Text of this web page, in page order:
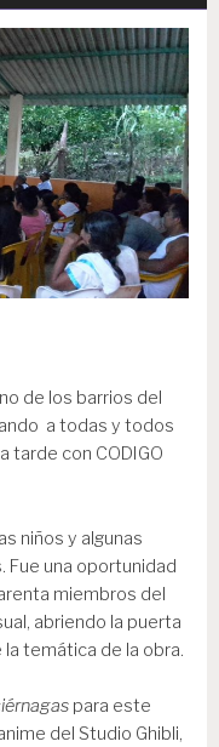
de los barrios del
a todas y todos
tarde con CODIGO
niños y algunas
Fue una oportunidad
miembros del
abriendo la puerta
temática de la obra.
para este
del Studio Ghibli,